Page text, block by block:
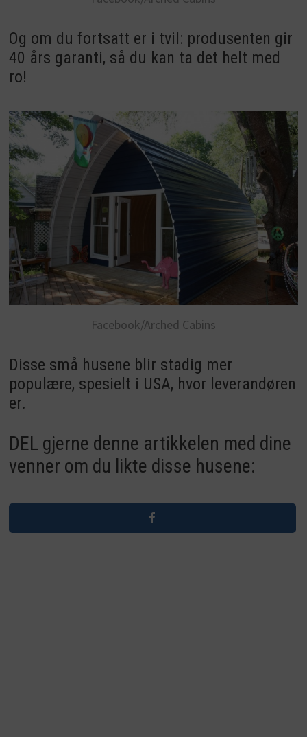
Og om du fortsatt er i tvil: produsenten gir
40 års garanti, så du kan ta det helt med
ro!
Facebook/Arched Cabins
Disse små husene blir stadig mer
populære, spesielt i USA, hvor leverandøren
er.
DEL gjerne denne artikkelen med dine
venner om du likte disse husene: